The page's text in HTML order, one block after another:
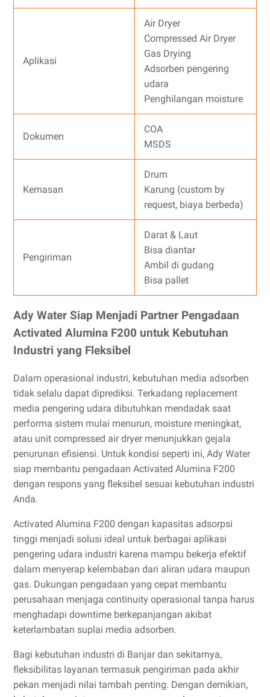
Aplikasi
Air Dryer
Compressed Air Dryer
Gas Drying
Adsorben pengering
udara
Penghilangan moisture
Dokumen
COA
MSDS
Kemasan
Drum
Karung (custom by
request, biaya berbeda)
Pengiriman
Darat & Laut
Bisa diantar
Ambil di gudang
Bisa pallet
Ady Water Siap Menjadi Partner Pengadaan
Activated Alumina F200 untuk Kebutuhan
Industri yang Fleksibel
Dalam operasional industri, kebutuhan media adsorben
tidak selalu dapat diprediksi. Terkadang replacement
media pengering udara dibutuhkan mendadak saat
performa sistem mulai menurun, moisture meningkat,
atau unit compressed air dryer menunjukkan gejala
penurunan efisiensi. Untuk kondisi seperti ini, Ady Water
siap membantu pengadaan Activated Alumina F200
dengan respons yang fleksibel sesuai kebutuhan industri
Anda.
Activated Alumina F200 dengan kapasitas adsorpsi
tinggi menjadi solusi ideal untuk berbagai aplikasi
pengering udara industri karena mampu bekerja efektif
dalam menyerap kelembaban dari aliran udara maupun
gas. Dukungan pengadaan yang cepat membantu
perusahaan menjaga continuity operasional tanpa harus
menghadapi downtime berkepanjangan akibat
keterlambatan suplai media adsorben.
Bagi kebutuhan industri di Banjar dan sekitarnya,
fleksibilitas layanan termasuk pengiriman pada akhir
pekan menjadi nilai tambah penting. Dengan demikian,